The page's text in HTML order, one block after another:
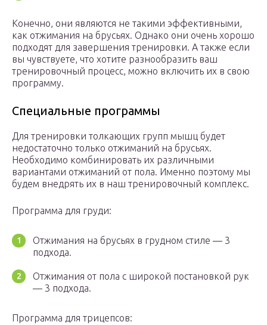
Конечно, они являются не такими эффективными,
как отжимания на брусьях. Однако они очень хорошо
подходят для завершения тренировки. А также если
вы чувствуете, что хотите разнообразить ваш
тренировочный процесс, можно включить их в свою
программу.
Специальные программы
Для тренировки толкающих групп мышц будет
недостаточно только отжиманий на брусьях.
Необходимо комбинировать их различными
вариантами отжиманий от пола. Именно поэтому мы
будем внедрять их в наш тренировочный комплекс.
Программа для груди:
Отжимания на брусьях в грудном стиле — 3
подхода.
Отжимания от пола с широкой постановкой рук
— 3 подхода.
Программа для трицепсов: